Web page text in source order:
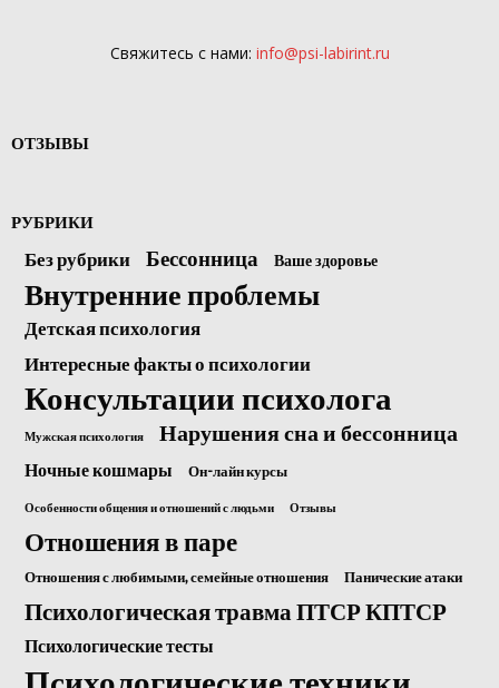
Свяжитесь с нами: info@psi-labirint.ru
ОТЗЫВЫ
РУБРИКИ
Без рубрики Бессонница Ваше здоровье
Внутренние проблемы
Детская психология
Интересные факты о психологии
Консультации психолога
Мужская психология Нарушения сна и бессонница
Ночные кошмары Он-лайн курсы
Особенности общения и отношений с людьми Отзывы
Отношения в паре
Отношения с любимыми, семейные отношения Панические атаки
Психологическая травма ПТСР КПТСР
Психологические тесты